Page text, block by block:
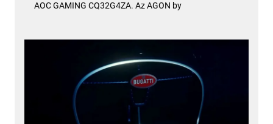
AOC GAMING CQ32G4ZA. Az AGON by